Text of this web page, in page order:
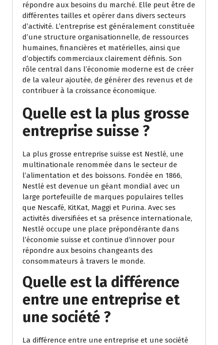
répondre aux besoins du marché. Elle peut être de
différentes tailles et opérer dans divers secteurs
d’activité. L’entreprise est généralement constituée
d’une structure organisationnelle, de ressources
humaines, financières et matérielles, ainsi que
d’objectifs commerciaux clairement définis. Son
rôle central dans l’économie moderne est de créer
de la valeur ajoutée, de générer des revenus et de
contribuer à la croissance économique.
Quelle est la plus grosse
entreprise suisse ?
La plus grosse entreprise suisse est Nestlé, une
multinationale renommée dans le secteur de
l’alimentation et des boissons. Fondée en 1866,
Nestlé est devenue un géant mondial avec un
large portefeuille de marques populaires telles
que Nescafé, KitKat, Maggi et Purina. Avec ses
activités diversifiées et sa présence internationale,
Nestlé occupe une place prépondérante dans
l’économie suisse et continue d’innover pour
répondre aux besoins changeants des
consommateurs à travers le monde.
Quelle est la différence
entre une entreprise et
une société ?
La différence entre une entreprise et une société